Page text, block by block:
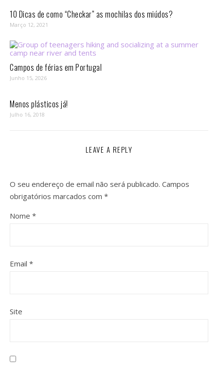
10 Dicas de como “Checkar” as mochilas dos miúdos?
Março 12, 2021
Campos de férias em Portugal
Junho 15, 2026
Menos plásticos já!
Julho 16, 2018
LEAVE A REPLY
O seu endereço de email não será publicado. Campos
obrigatórios marcados com *
Nome *
Email *
Site